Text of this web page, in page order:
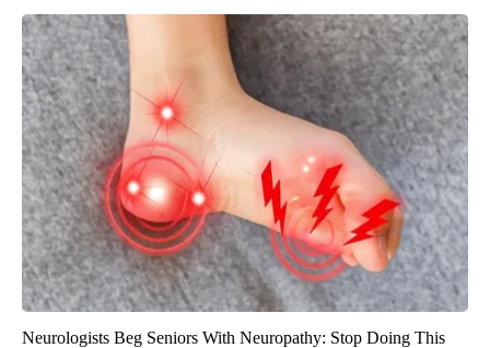
Neurologists Beg Seniors With Neuropathy: Stop Doing This